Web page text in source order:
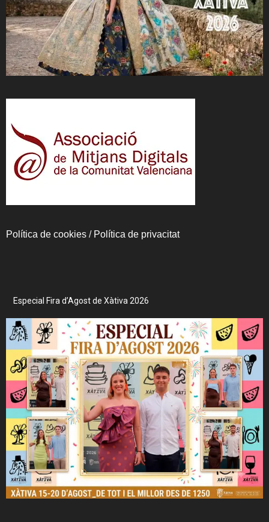
Política de cookies / Política de privacitat
Especial Fira d’Agost de Xàtiva 2026